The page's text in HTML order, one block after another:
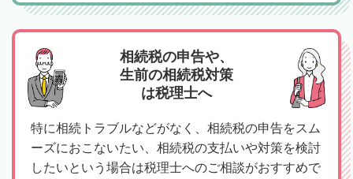
相続税の申告や、
生前の相続税対策
は税理士へ
特に相続トラブルなどがなく、相続税の申告をスム
ーズにおこないたい、相続税の支払いや対策を検討
したいという場合は税理士へのご相談がおすすめで